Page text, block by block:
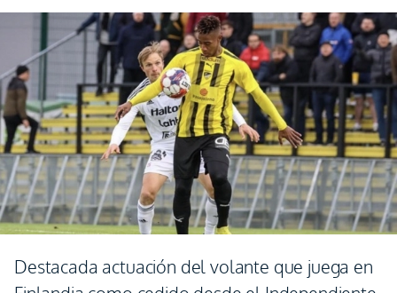
Destacada actuación del volante que juega en